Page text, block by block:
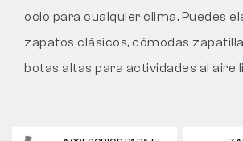
Barefoot
Outdoor
ocio para cualquier clima. Puedes
zapatos clásicos, cómodas
botas altas para actividades al aire
PROPIEDADES
NORMA